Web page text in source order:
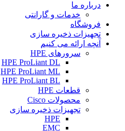
درباره ما
خدمات و گارانتی
فروشگاه
تجهیزات ذخیره سازی
آنچه ارائه می کنیم
سرورهای HPE
HPE ProLiant DL
HPE ProLiant ML
HPE ProLiant BL
قطعات HPE
محصولات Cisco
تجهیزات ذخیره سازی
HPE
EMC